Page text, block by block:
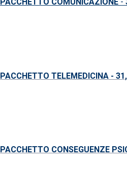
PACCHETTO TELEMEDICINA -
PACCHETTO CONSEGUENZE